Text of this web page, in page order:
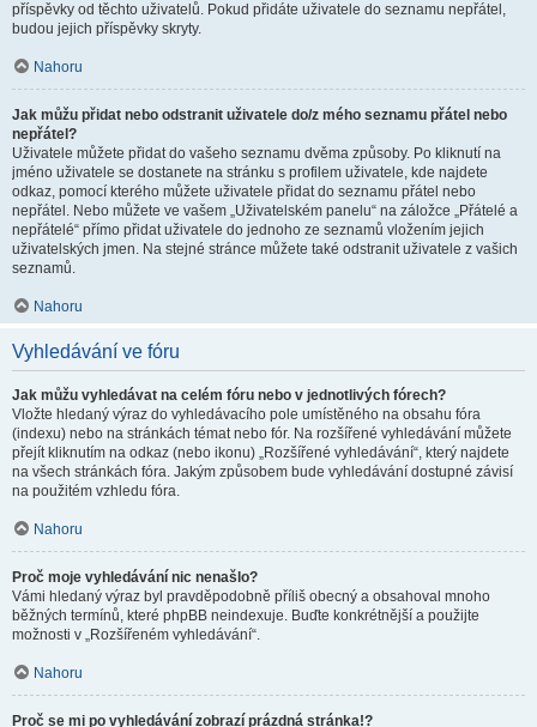
příspěvky od těchto uživatelů. Pokud přidáte uživatele do seznamu nepřátel,
budou jejich příspěvky skryty.
Nahoru
Jak můžu přidat nebo odstranit uživatele do/z mého seznamu přátel nebo
nepřátel?
Uživatele můžete přidat do vašeho seznamu dvěma způsoby. Po kliknutí na
jméno uživatele se dostanete na stránku s profilem uživatele, kde najdete
odkaz, pomocí kterého můžete uživatele přidat do seznamu přátel nebo
nepřátel. Nebo můžete ve vašem „Uživatelském panelu“ na záložce „Přátelé a
nepřátelé“ přímo přidat uživatele do jednoho ze seznamů vložením jejich
uživatelských jmen. Na stejné stránce můžete také odstranit uživatele z vašich
seznamů.
Nahoru
Vyhledávání ve fóru
Jak můžu vyhledávat na celém fóru nebo v jednotlivých fórech?
Vložte hledaný výraz do vyhledávacího pole umístěného na obsahu fóra
(indexu) nebo na stránkách témat nebo fór. Na rozšířené vyhledávání můžete
přejít kliknutím na odkaz (nebo ikonu) „Rozšířené vyhledávání“, který najdete
na všech stránkách fóra. Jakým způsobem bude vyhledávání dostupné závisí
na použitém vzhledu fóra.
Nahoru
Proč moje vyhledávání nic nenašlo?
Vámi hledaný výraz byl pravděpodobně příliš obecný a obsahoval mnoho
běžných termínů, které phpBB neindexuje. Buďte konkrétnější a použijte
možnosti v „Rozšířeném vyhledávání“.
Nahoru
Proč se mi po vyhledávání zobrazí prázdná stránka!?